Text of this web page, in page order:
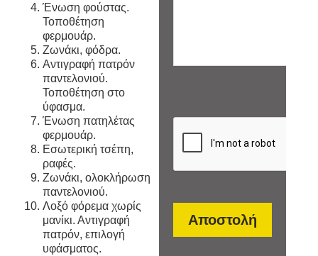
Ένωση φούστας.
Τοποθέτηση
φερμουάρ.
Ζωνάκι, φόδρα.
Αντιγραφή πατρόν
παντελονιού.
Τοποθέτηση στο
ύφασμα.
Ένωση πατηλέτας
φερμουάρ.
Εσωτερική τσέπη,
ραφές.
Ζωνάκι, ολοκλήρωση
παντελονιού.
Λοξό φόρεμα χωρίς
μανίκι. Αντιγραφή
πατρόν, επιλογή
υφάσματος.